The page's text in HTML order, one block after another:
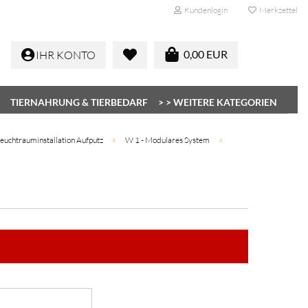
Kundenlogin Merkzettel
0,00 EUR
IHR KONTO
TIERNAHRUNG & TIERBEDARF > > WEITERE KATEGORIEN
Aufputz » W 1 - Modulares System »